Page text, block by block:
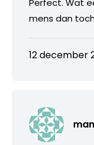
mens dan
12 december